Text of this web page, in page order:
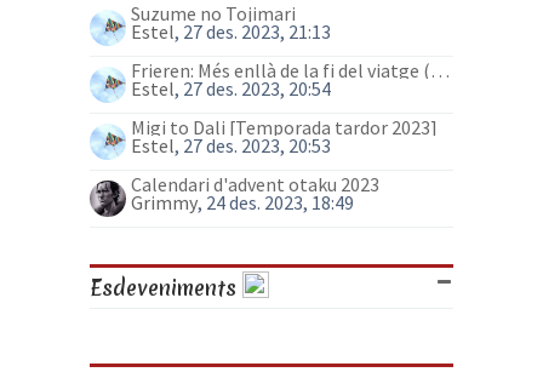
Suzume no Tojimari
Estel, 27 des. 2023, 21:13
Frieren: Més enllà de la fi del viatge (anime)
Estel, 27 des. 2023, 20:54
Migi to Dali [Temporada tardor 2023]
Estel, 27 des. 2023, 20:53
Calendari d'advent otaku 2023
Grimmy, 24 des. 2023, 18:49
Esdeveniments